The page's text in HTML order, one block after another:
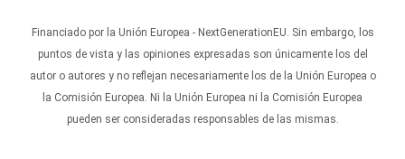
Financiado por la Unión Europea - NextGenerationEU. Sin embargo, los
puntos de vista y las opiniones expresadas son únicamente los del
autor o autores y no reflejan necesariamente los de la Unión Europea o
la Comisión Europea. Ni la Unión Europea ni la Comisión Europea
pueden ser consideradas responsables de las mismas.